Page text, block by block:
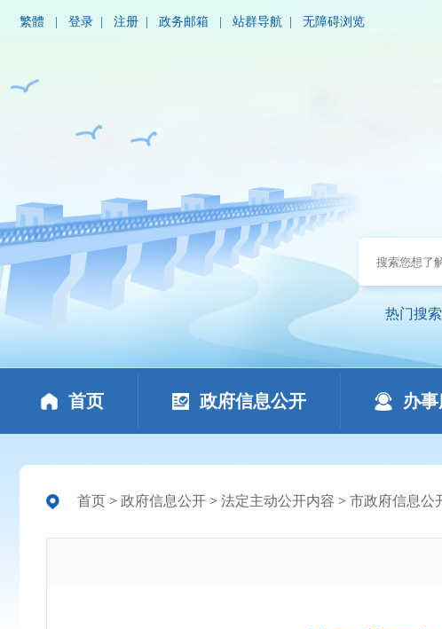
繁體 登录 注册 政务邮箱 站群导航 无障碍浏览
热门搜索
首页 政府信息公开 办
首页 > 政府信息公开 > 法定主动公开内容 > 市政府信息公